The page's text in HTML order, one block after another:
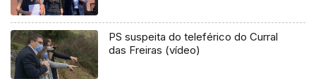
PS suspeita do teleférico do Curral
das Freiras (vídeo)